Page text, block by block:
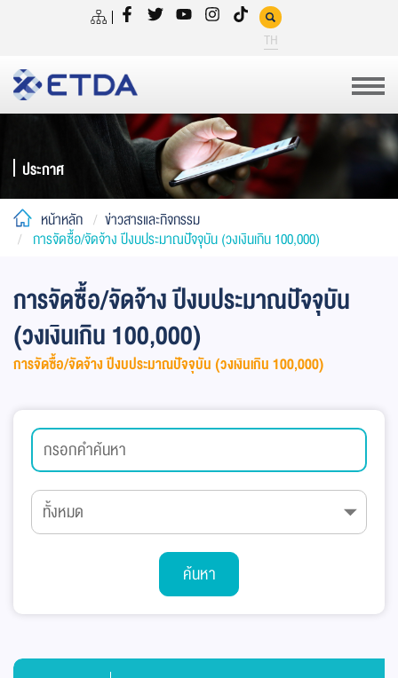
TH
ประกาศ
หน้าหลัก
ข่าวสารและกิจกรรม
การจัดซื้อ/จัดจ้าง ปีงบประมาณปัจจุบัน (วงเงินเกิน 100,000)
การจัดซื้อ/จัดจ้าง ปีงบประมาณปัจจุบัน
(วงเงินเกิน 100,000)
การจัดซื้อ/จัดจ้าง ปีงบประมาณปัจจุบัน (วงเงินเกิน 100,000)
ค้นหา